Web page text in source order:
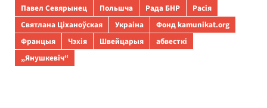
Павел Севярынец
Польшча Рада БНР
Расія
Святлана Ціханоўская
Украіна
Фонд kamunikat.org
Францыя
Чэхія Швейцарыя
абвесткі
„Янушкевіч“